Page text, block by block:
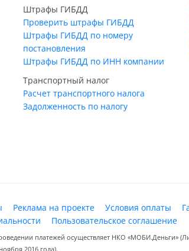
Штрафы ГИБДД
Проверить штрафы ГИБДД
Штрафы ГИБДД по номеру
постановления
Штрафы ГИБДД по ИНН компании
Транспортный налог
Расчет транспортного налога
Задолженность по налогу
Реклама на проекте Условия оплаты
Пользовательское соглашение
платежей осуществляет НКО «МОБИ.Деньги»
2016 года).